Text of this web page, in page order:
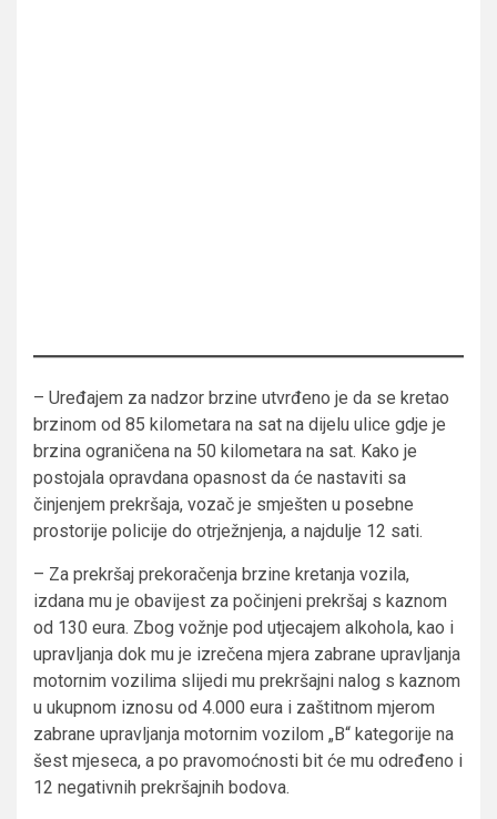
– Uređajem za nadzor brzine utvrđeno je da se kretao
brzinom od 85 kilometara na sat na dijelu ulice gdje je
brzina ograničena na 50 kilometara na sat. Kako je
postojala opravdana opasnost da će nastaviti sa
činjenjem prekršaja, vozač je smješten u posebne
prostorije policije do otrježnjenja, a najdulje 12 sati.
– Za prekršaj prekoračenja brzine kretanja vozila,
izdana mu je obavijest za počinjeni prekršaj s kaznom
od 130 eura. Zbog vožnje pod utjecajem alkohola, kao i
upravljanja dok mu je izrečena mjera zabrane upravljanja
motornim vozilima slijedi mu prekršajni nalog s kaznom
u ukupnom iznosu od 4.000 eura i zaštitnom mjerom
zabrane upravljanja motornim vozilom „B“ kategorije na
šest mjeseca, a po pravomoćnosti bit će mu određeno i
12 negativnih prekršajnih bodova.